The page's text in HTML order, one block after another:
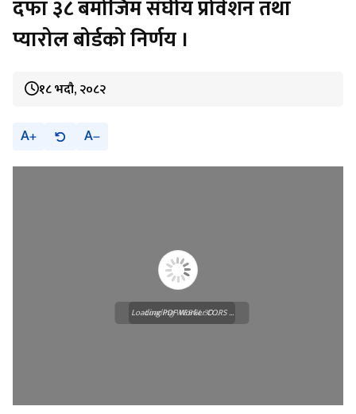
दफा ३८ बमोजिम संघीय प्रोवेशन तथा
प्यारोल बोर्डको निर्णय ।
१८ भदौ, २०८२
A A
Loading WEBGL 3D ...
Loading PDF Worker CORS ...